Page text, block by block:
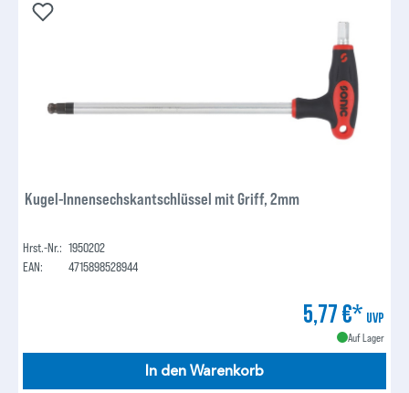
Kugel-Innensechskantschlüssel mit Griff, 2mm
Hrst.-Nr.: 1950202
EAN:
4715898528944
5,77 €* UVP
Auf Lager
In den Warenkorb